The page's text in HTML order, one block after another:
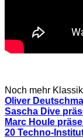
Noch mehr
Oliver
Sascha Dive
Marc Houle
20 Techno-